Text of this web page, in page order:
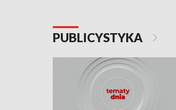
PUBLICYSTYKA